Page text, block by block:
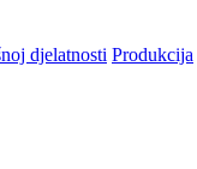
djelatnosti Produkcija